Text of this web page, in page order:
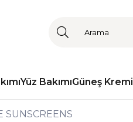
Yüz BakımıGüneş Kremi
SUNSCREENS